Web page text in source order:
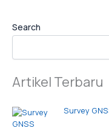
Search
Artikel Terbaru
Survey